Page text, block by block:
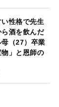
い性格で先生
酒を飲んだ
（27）卒業
」と恩師の